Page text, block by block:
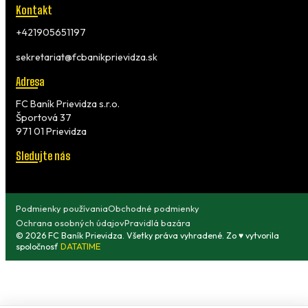
Kontakt
+421905651197
sekretariat@fcbanikprievidza.sk
Adresa
FC Baník Prievidza s.r.o.
Športová 37
971 01 Prievidza
Sledujte nás
© 2026 FC Baník Prievidza. Všetky práva vyhradené. Zo ♥ vytvorila
spoločnosť DATATIME
Podmienky používaniaObchodné podmienky
Ochrana osobných údajovPravidlá bazára